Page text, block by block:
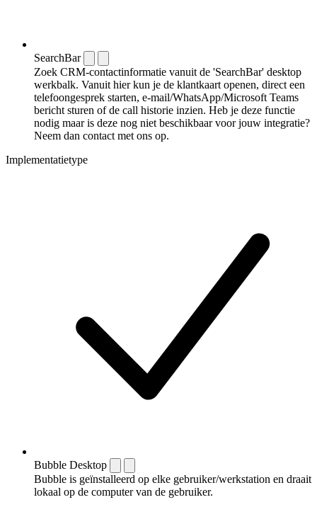
SearchBar
Zoek CRM-contactinformatie vanuit de 'SearchBar' desktop
werkbalk. Vanuit hier kun je de klantkaart openen, direct een
telefoongesprek starten, e-mail/WhatsApp/Microsoft Teams
bericht sturen of de call historie inzien. Heb je deze functie
nodig maar is deze nog niet beschikbaar voor jouw integratie?
Neem dan contact met ons op.
Implementatietype
Bubble Desktop
Bubble is geïnstalleerd op elke gebruiker/werkstation en draait
lokaal op de computer van de gebruiker.